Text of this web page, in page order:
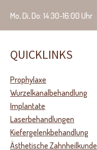
Mo, Di, Do: 14:30-16:00 Uhr
QUICKLINKS
Prophylaxe
Wurzelkanalbehandlung
Implantate
Laserbehandlungen
Kiefergelenkbehandlung
Ästhetische Zahnheilkunde